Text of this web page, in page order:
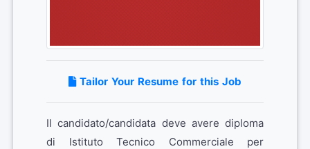
Tailor Your Resume for this Job
Il candidato/candidata deve avere diploma
di Istituto Tecnico Commerciale per